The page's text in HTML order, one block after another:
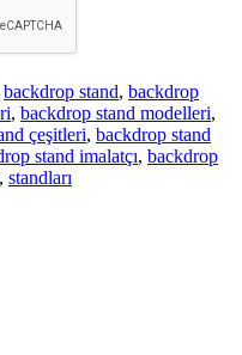
backdrop stand, backdrop
, backdrop stand modelleri,
çeşitleri, backdrop stand
stand imalatçı, backdrop
, standları